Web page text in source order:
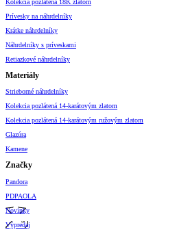
Kolekcia pozlátená 18K zlatom
Prívesky na náhrdelníky
Krátke náhrdelníky
Náhrdelníky s príveskami
Retiazkové náhrdelníky
Materiály
Strieborné náhrdelníky
Kolekcia pozlátená 14-karátovým zlatom
Kolekcia pozlátená 14-karátovým ružovým zlatom
Glazúra
Kamene
Značky
Pandora
PDPAOLA
Novinky
Výpredaj